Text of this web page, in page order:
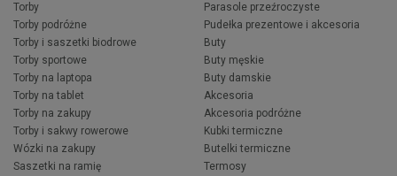
Torby
Torby podróżne
Torby i saszetki biodrowe
Torby sportowe
Torby na laptopa
Torby na tablet
Torby na zakupy
Torby i sakwy rowerowe
Wózki na zakupy
Saszetki na ramię
Parasole przeźroczyste
Pudełka prezentowe i akcesoria
Buty
Buty męskie
Buty damskie
Akcesoria
Akcesoria podróżne
Kubki termiczne
Butelki termiczne
Termosy